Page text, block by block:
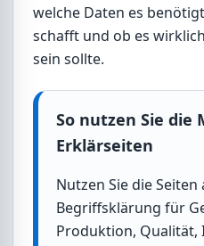
welche Daten es
schafft und ob es
sein sollte.
So nutzen Sie die
Erklärseiten
Nutzen Sie die
Begriffsklärung für
Produktion, Qualität,